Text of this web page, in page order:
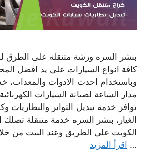
بنشر السره ورشة متنقلة على الطرق
كافة انواع السيارات على يد افضل
وباستخدام احدث الادوات والمعدات،
مدار الساعة لصيانة السيارات
توافر خدمة تبديل التواير والبطاريات
الغيار، بنشر السره خدمة متنقلة تصلك
الكويت على الطريق وعند البيت من
… اقرأ المزيد